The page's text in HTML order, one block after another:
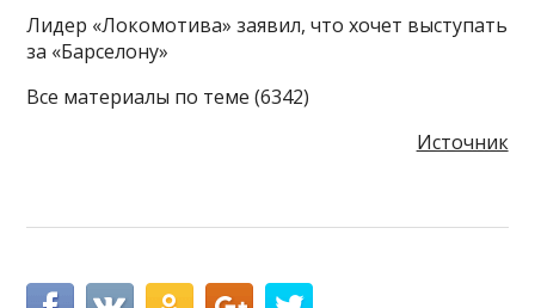
Лидер «Локомотива» заявил, что хочет выступать
за «Барселону»
Все материалы по теме (6342)
Источник